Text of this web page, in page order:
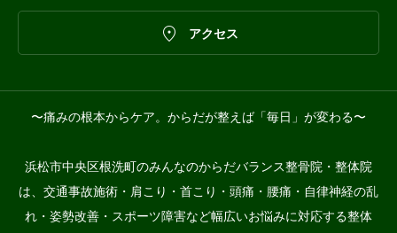
 アクセス
〜痛みの根本からケア。からだが整えば「毎日」が変わる〜
浜松市中央区根洗町のみんなのからだバランス整骨院・整体院
は、交通事故施術・肩こり・首こり・頭痛・腰痛・自律神経の乱
れ・姿勢改善・スポーツ障害など幅広いお悩みに対応する整体